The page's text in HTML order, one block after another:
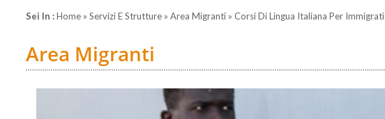
Sei In :Home » Servizi E Strutture » Area Migranti » Corsi Di Lingua Italiana Per Immigrati
Area Migranti